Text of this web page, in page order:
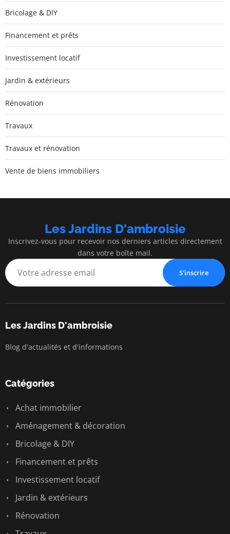
Bricolage & DIY
Financement et prêts
Investissement locatif
Jardin & extérieurs
Rénovation
Travaux
Travaux et rénovation
Vente de biens immobiliers
Les Jardins D'ambroisie
Inscrivez-vous pour recevoir nos derniers articles directement
dans votre boîte mail.
S'inscrire
Les Jardins D'ambroisie
Blog d'actualités et d'informations
Catégories
Achat immobilier
Aménagement & décoration
Bricolage & DIY
Financement et prêts
Investissement locatif
Jardin & extérieurs
Rénovation